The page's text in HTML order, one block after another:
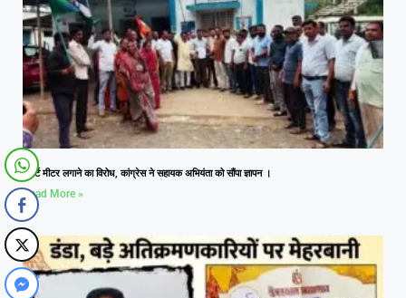
स्मार्ट मीटर लगाने का विरोध, कांग्रेस ने सहायक अभियंता को सौंपा ज्ञापन ।
Read More »